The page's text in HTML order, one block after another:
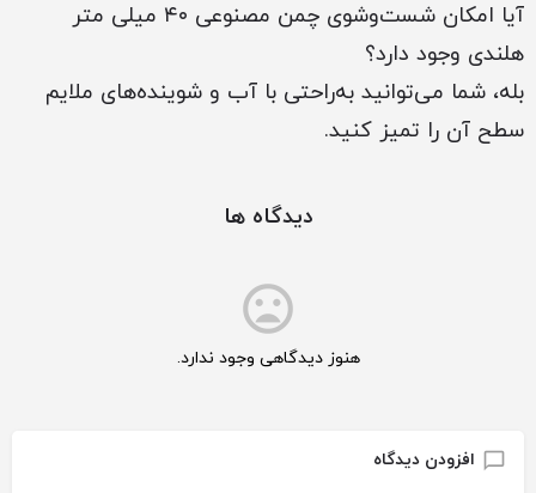
آیا امکان شست‌وشوی چمن مصنوعی ۴۰ میلی متر
هلندی وجود دارد؟
بله، شما می‌توانید به‌راحتی با آب و شوینده‌های ملایم
سطح آن را تمیز کنید.
دیدگاه ها
هنوز دیدگاهی وجود ندارد.
افزودن دیدگاه